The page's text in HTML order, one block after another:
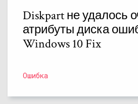
Diskpart не удалось
атрибуты диска
Windows 10 Fix
Ошибка